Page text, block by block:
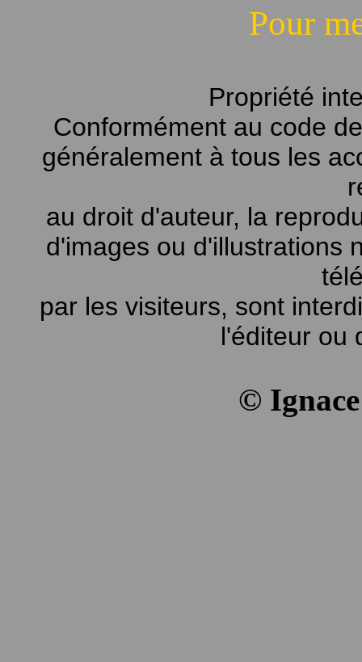
Pour
Propriété
Conformément au code
généralement à tous les
au droit d'auteur, la
d'images ou d'illustrations
par les visiteurs, sont
l'éditeur ou
©